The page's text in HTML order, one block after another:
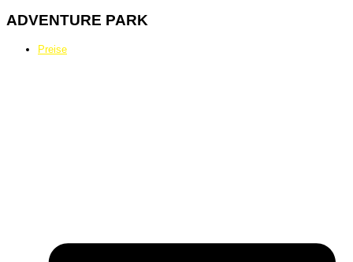
ADVENTURE PARK
Preise